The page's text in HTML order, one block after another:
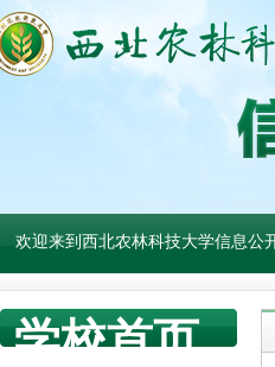
欢迎来到西北农林科技大学信息公
学校首页